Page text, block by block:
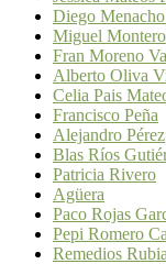
Diego
Miguel Montero
Fran Moreno
Alberto Oliva
Celia Pais
Francisco Peña
Alejandro Pérez
Blas Ríos
Patricia Rivero
Agüera
Paco Rojas
Pepi Romero
Remedios